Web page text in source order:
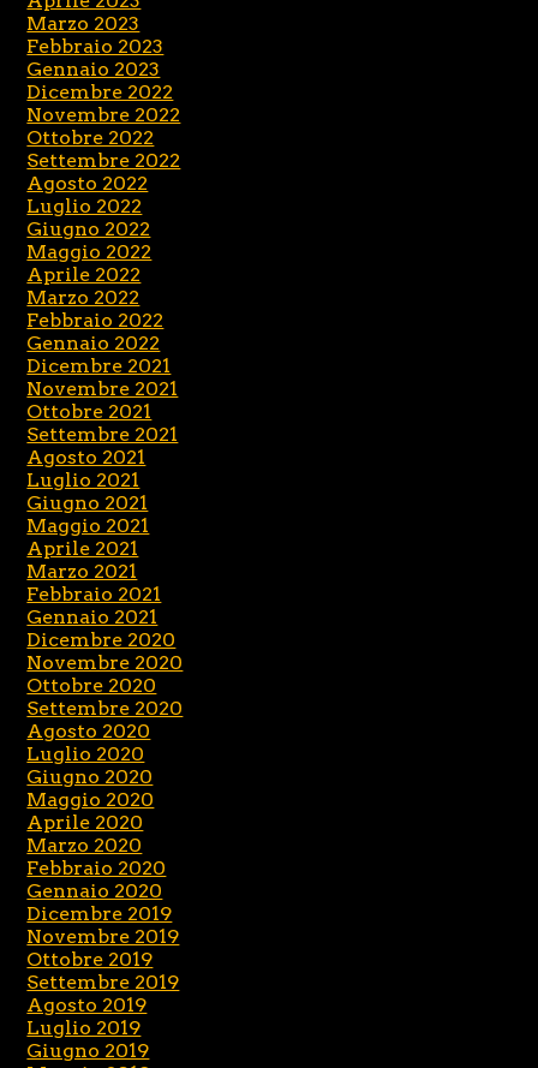
Marzo 2023
Febbraio 2023
Gennaio 2023
Dicembre 2022
Novembre 2022
Ottobre 2022
Settembre 2022
Agosto 2022
Luglio 2022
Giugno 2022
Maggio 2022
Aprile 2022
Marzo 2022
Febbraio 2022
Gennaio 2022
Dicembre 2021
Novembre 2021
Ottobre 2021
Settembre 2021
Agosto 2021
Luglio 2021
Giugno 2021
Maggio 2021
Aprile 2021
Marzo 2021
Febbraio 2021
Gennaio 2021
Dicembre 2020
Novembre 2020
Ottobre 2020
Settembre 2020
Agosto 2020
Luglio 2020
Giugno 2020
Maggio 2020
Aprile 2020
Marzo 2020
Febbraio 2020
Gennaio 2020
Dicembre 2019
Novembre 2019
Ottobre 2019
Settembre 2019
Agosto 2019
Luglio 2019
Giugno 2019